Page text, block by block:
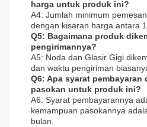
harga untuk produk ini?
A4: Jumlah minimum
dengan kisaran harga antara
Q5: Bagaimana produk
pengirimannya?
A5: Noda dan Glasir Gigi
dan waktu pengiriman
Q6: Apa syarat pembayaran
pasokan untuk produk ini?
A6: Syarat pembayarannya
kemampuan pasokannya
bulan.